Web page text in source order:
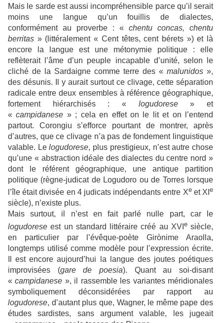
Mais le sarde est aussi incompréhensible parce qu’il serait
moins une langue qu’un fouillis de dialectes,
conformément au proverbe : « chentu concas, chentu
berritas » (littéralement « Cent têtes, cent bérets ») et là
encore la langue est une métonymie politique : elle
reflèterait l’âme d’un peuple incapable d’unité, selon le
cliché de la Sardaigne comme terre des « malunidos »,
des désunis. Il y aurait surtout ce clivage, cette séparation
radicale entre deux ensembles à référence géographique,
fortement hiérarchisés : « logudorese» et
«campidanese » ; cela en effet on le lit et on l’entend
partout. Corongiu s’efforce pourtant de montrer, après
d’autres, que ce clivage n’a pas de fondement linguistique
valable. Lelogudorese, plus prestigieux, n’est autre chose
qu’une « abstraction idéale des dialectes du centre nord »
dont le référent géographique, une antique partition
politique (règne-judicat de Logudoro ou de Torres lorsque
l’île était divisée en 4 judicats indépendants entre Xeet XIe
siècle), n’existe plus.
Mais surtout, il n’est en fait parlé nulle part, car le
logudorese est un standard littéraire créé au XVI esiècle,
en particulier par l’évêque-poète Girònime Araolla,
longtemps utilisé comme modèle pour l’expression écrite.
Il est encore aujourd’hui la langue des joutes poétiques
improvisées (gare de poesia). Quant au soi-disant
«campidanese », il rassemble les variantes méridionales
symboliquement déconsidérées par rapport au
logudorese, d’autant plus que, Wagner, le même pape des
études sardistes, sans argument valable, les jugeait